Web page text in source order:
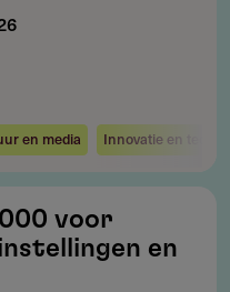
en media Innovatie en
voor
en